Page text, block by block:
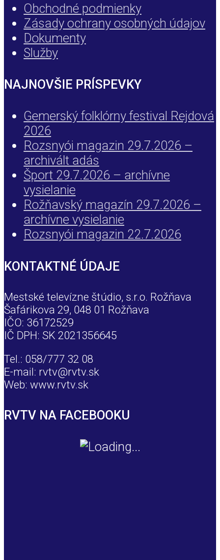
Obchodné podmienky
Zásady ochrany osobných údajov
Dokumenty
Služby
NAJNOVŠIE PRÍSPEVKY
Gemerský folklórny festival Rejdová
2026
Rozsnyói magazin 29.7.2026 –
archivált adás
Šport 29.7.2026 – archívne
vysielanie
Rožňavský magazín 29.7.2026 –
archívne vysielanie
Rozsnyói magazin 22.7.2026
KONTAKTNÉ ÚDAJE
Mestské televízne štúdio, s.r.o. Rožňava
Šafárikova 29, 048 01 Rožňava
IČO: 36172529
IČ DPH: SK 2021356645
Tel.: 058/777 32 08
E-mail: rvtv@rvtv.sk
Web: www.rvtv.sk
RVTV NA FACEBOOKU